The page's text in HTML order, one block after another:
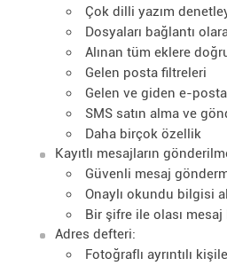
Çok dilli yazım
Dosyaları bağlantı
Alınan tüm eklere
Gelen posta filtreleri
Gelen ve giden e-
SMS satın alma ve
Daha birçok özellik
Kayıtlı mesajların
Güvenli mesaj
Onaylı okundu bilgisi
Bir şifre ile olası mesaj
Adres defteri:
Fotoğraflı ayrıntılı